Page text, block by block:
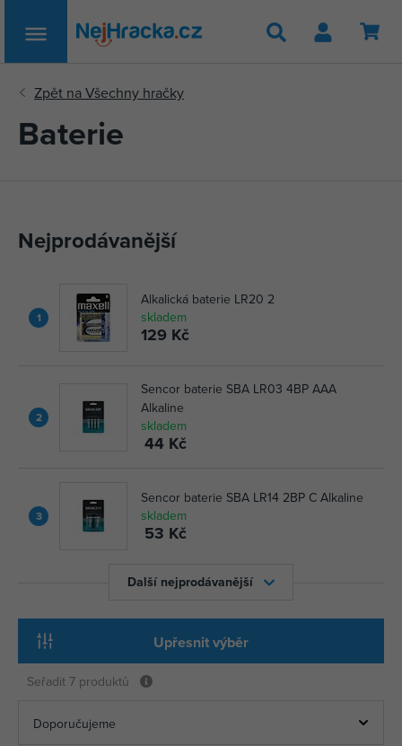
Hledat
Baterie
Nejprodávanější
1
Alkalická baterie LR20 2
skladem
129 Kč
2
Sencor baterie SBA LR03 4BP AAA
Alkaline
skladem
44 Kč
3
Sencor baterie SBA LR14 2BP C Alkaline
skladem
53 Kč
Další nejprodávanější
Upřesnit výběr
Seřadit 7 produktů